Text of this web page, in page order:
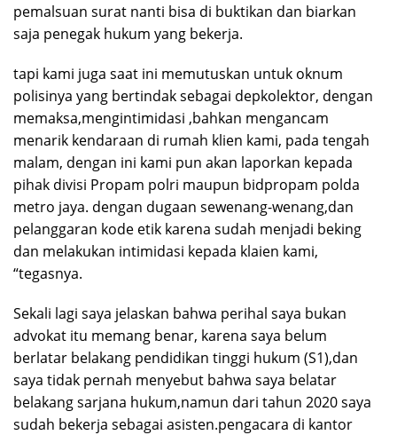
pemalsuan surat nanti bisa di buktikan dan biarkan
saja penegak hukum yang bekerja.
tapi kami juga saat ini memutuskan untuk oknum
polisinya yang bertindak sebagai depkolektor, dengan
memaksa,mengintimidasi ,bahkan mengancam
menarik kendaraan di rumah klien kami, pada tengah
malam, dengan ini kami pun akan laporkan kepada
pihak divisi Propam polri maupun bidpropam polda
metro jaya. dengan dugaan sewenang-wenang,dan
pelanggaran kode etik karena sudah menjadi beking
dan melakukan intimidasi kepada klaien kami,
“tegasnya.
Sekali lagi saya jelaskan bahwa perihal saya bukan
advokat itu memang benar, karena saya belum
berlatar belakang pendidikan tinggi hukum (S1),dan
saya tidak pernah menyebut bahwa saya belatar
belakang sarjana hukum,namun dari tahun 2020 saya
sudah bekerja sebagai asisten.pengacara di kantor